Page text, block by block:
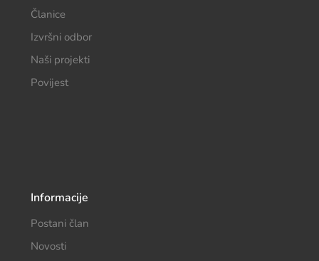
Članice
Izvršni odbor
Naši projekti
Povijest
Informacije
Postani član
Novosti